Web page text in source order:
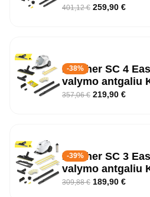
401,12€ 259,90 €
-38%
Kärcher SC 4
valymo antgaliu
357,06€ 219,90 €
-39%
Kärcher SC 3
valymo antgaliu
309,88€ 189,90 €